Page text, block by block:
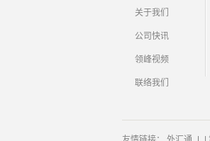
关于我们
公司快讯
领峰视频
联络我们